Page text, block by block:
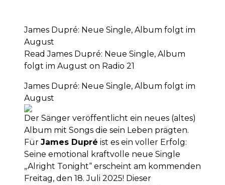
James Dupré: Neue Single, Album folgt im
August
Read James Dupré: Neue Single, Album
folgt im August on Radio 21
James Dupré: Neue Single, Album folgt im
August
Der Sänger veröffentlicht ein neues (altes)
Album mit Songs die sein Leben prägten.
Für James Dupré ist es ein voller Erfolg:
Seine emotional kraftvolle neue Single
„Alright Tonight“ erscheint am kommenden
Freitag, den 18. Juli 2025! Dieser